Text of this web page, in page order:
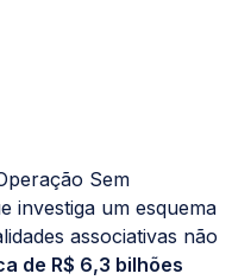
Sem
investiga um esquema
associativas não
de R$ 6,3 bilhões